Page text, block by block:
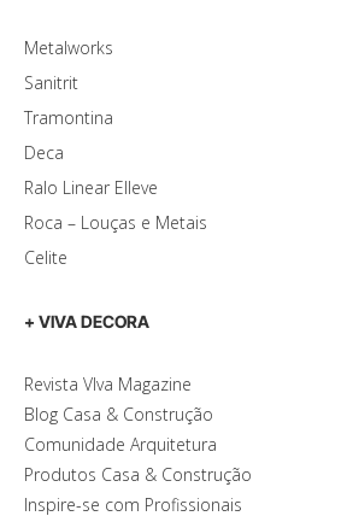
Metalworks
Sanitrit
Tramontina
Deca
Ralo Linear Elleve
Roca – Louças e Metais
Celite
+ VIVA DECORA
Revista VIva Magazine
Blog Casa & Construção
Comunidade Arquitetura
Produtos Casa & Construção
Inspire-se com Profissionais